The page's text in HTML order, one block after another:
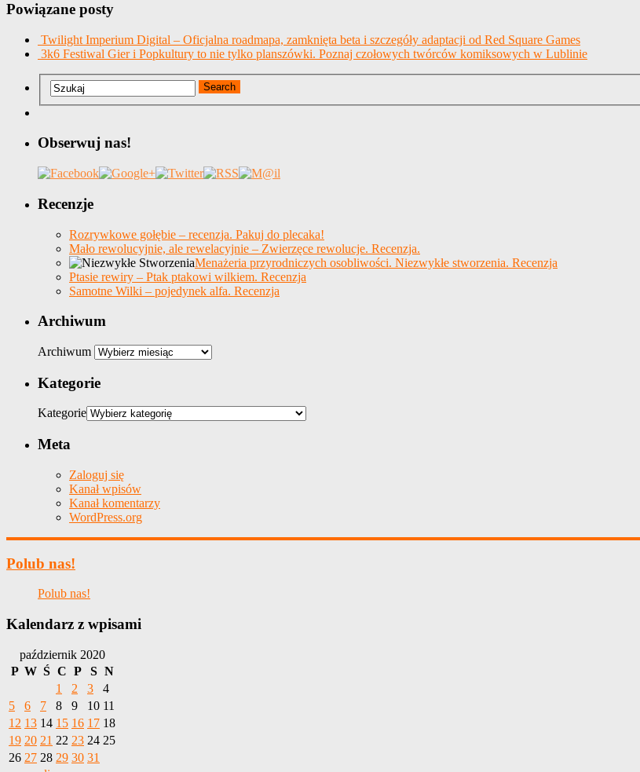
Powiązane posty
Twilight Imperium Digital – Oficjalna roadmapa, zamknięta beta i szczegóły adaptacji od Red Square Games
3k6 Festiwal Gier i Popkultury to nie tylko planszówki. Poznaj czołowych twórców komiksowych w Lublinie
Obserwuj nas!
Recenzje
Rozrywkowe gołębie – recenzja. Pakuj do plecaka!
Mało rewolucyjnie, ale rewelacyjnie – Zwierzęce rewolucje. Recenzja.
Menażeria przyrodniczych osobliwości. Niezwykłe stworzenia. Recenzja
Ptasie rewiry – Ptak ptakowi wilkiem. Recenzja
Samotne Wilki – pojedynek alfa. Recenzja
Archiwum
Archiwum
Kategorie
Kategorie
Meta
Zaloguj się
Kanał wpisów
Kanał komentarzy
WordPress.org
Polub nas!
Polub nas!
Kalendarz z wpisami
październik 2020
P W Ś C P S N
1
2 3
4
5
6 7 8 9 10 11
12 13 14 15 16 17 18
19 20 21 22 23 24 25
26 27 28 29 30 31